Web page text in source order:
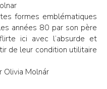
formes emblématiques
années 80 par son père
flirte ici avec l’absurde et
de leur condition utilitaire
Olivia Molnár